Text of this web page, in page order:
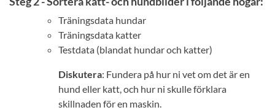
Träningsdata hundar
Träningsdata katter
Testdata (blandat hundar och katter)
Diskutera: Fundera på hur ni vet om det är en
hund eller katt, och hur ni skulle förklara
skillnaden för en maskin.